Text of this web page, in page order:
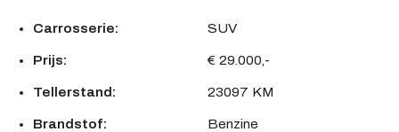
Carrosserie: SUV
Prijs: € 29.000,-
Tellerstand: 23097 KM
Brandstof: Benzine